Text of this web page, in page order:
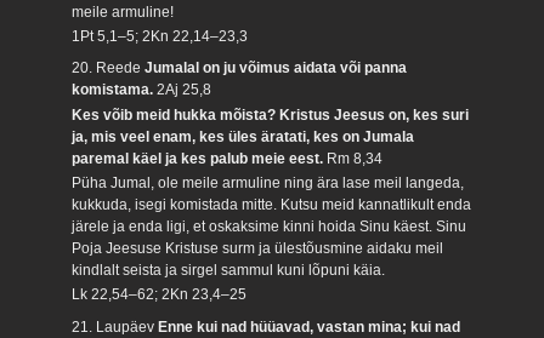
meile armuline!
1Pt 5,1–5; 2Kn 22,14–23,3
20. ReedeJumalal on ju võimus aidata või panna
komistama.2Aj 25,8
Kes võib meid hukka mõista? Kristus Jeesus on, kes suri
ja, mis veel enam, kes üles äratati, kes on Jumala
paremal käel ja kes palub meie eest. Rm 8,34
Püha Jumal, ole meile armuline ning ära lase meil langeda,
kukkuda, isegi komistada mitte. Kutsu meid kannatlikult enda
järele ja enda ligi, et oskaksime kinni hoida Sinu käest. Sinu
Poja Jeesuse Kristuse surm ja ülestõusmine aidaku meil
kindlalt seista ja sirgel sammul kuni lõpuni käia.
Lk 22,54–62; 2Kn 23,4–25
21. LaupäevEnne kui nad hüüavad, vastan mina; kui nad